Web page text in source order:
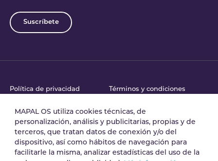
Suscríbete
Política de privacidad Términos y condiciones
Acuerdo de tratamiento
de datos
Política de Seguridad
MAPAL OS utiliza cookies técnicas, de
personalización, análisis y publicitarias, propias y de
terceros, que tratan datos de conexión y/o del
dispositivo, así como hábitos de navegación para
facilitarle la misma, analizar estadísticas del uso de la